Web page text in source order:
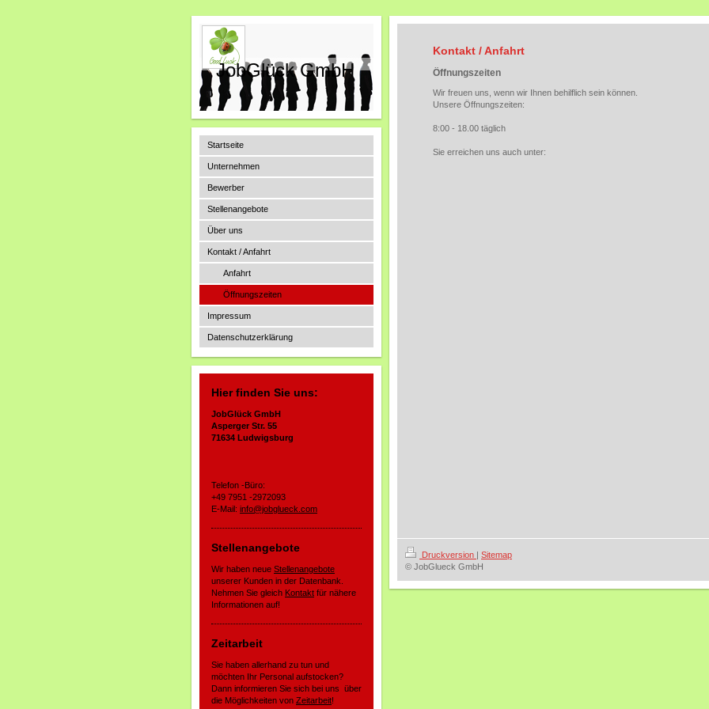
JobGlück GmbH
Startseite
Unternehmen
Bewerber
Stellenangebote
Über uns
Kontakt / Anfahrt
Anfahrt
Öffnungszeiten
Impressum
Datenschutzerklärung
Hier finden Sie uns:
JobGlück GmbH
Asperger Str. 55
71634 Ludwigsburg
Telefon -Büro:
+49 7951 -2972093
E-Mail: info@jobglueck.com
Stellenangebote
Wir haben neue Stellenangebote
unserer Kunden in der Datenbank.
Nehmen Sie gleich Kontakt für nähere
Informationen auf!
Zeitarbeit
Sie haben allerhand zu tun und
möchten Ihr Personal aufstocken?
Dann informieren Sie sich bei uns über
die Möglichkeiten von Zeitarbeit!
Kontakt / Anfahrt
Öffnungszeiten
Wir freuen uns, wenn wir Ihnen behilflich sein können.
Unsere Öffnungszeiten:
8:00 - 18.00 täglich
Sie erreichen uns auch unter:
Druckversion | Sitemap
© JobGlueck GmbH